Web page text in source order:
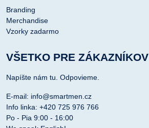
Branding
Merchandise
Vzorky zadarmo
VŠETKO PRE ZÁKAZNÍKOV
Napíšte nám tu. Odpovieme.
E-mail: info@smartmen.cz
Info linka: +420 725 976 766
Po - Pia 9:00 - 16:00